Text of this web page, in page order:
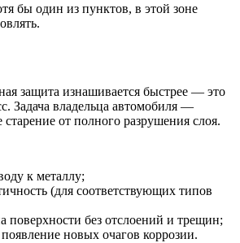
бы один из пунктов, в этой зоне
защита изнашивается быстрее — это
Задача владельца автомобиля —
от полного разрушения слоя.
к металлу;
(для соответствующих типов
поверхности без отслоений и трещин;
новых очагов коррозии.